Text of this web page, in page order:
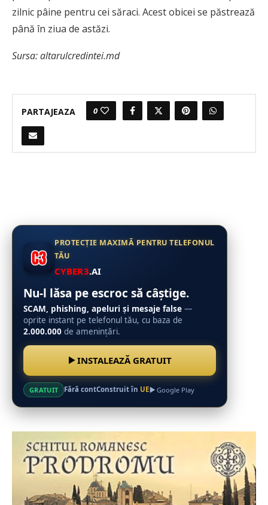
zilnic pâine pentru cei săraci. Acest obicei se păstrează
până în ziua de astăzi.
Sursa: altarulcredintei.md
PARTAJEAZA 0
PROTECȚIE MAXIMĂ PENTRU TELEFONUL
TĂU
CYBER3.AI
Nu-l lăsa pe escroc să câștige.
SCAM, phishing, apeluri și mesaje false —
oprite instant pe telefonul tău, cu baza de
2.000.000 de amenințări.
INSTALEAZĂ GRATUIT
GRATUIT Fără contConstruit în UE Google Play